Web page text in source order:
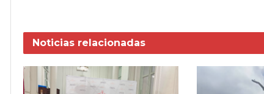
Noticias relacionadas